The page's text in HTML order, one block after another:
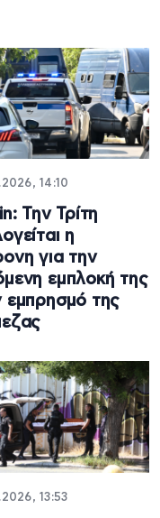
14:10
Την Τρίτη
η
για την
εμπλοκή της
εμπρησμό της
13:53